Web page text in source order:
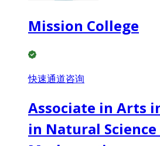
Mission College
快速通道咨询
Associate in Arts
in Natural Science